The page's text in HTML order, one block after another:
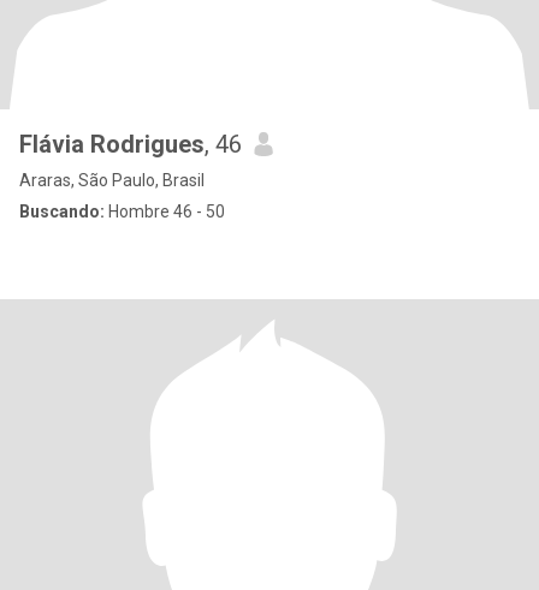
Flávia Rodrigues, 46
Araras, São Paulo, Brasil
Buscando: Hombre 46 - 50